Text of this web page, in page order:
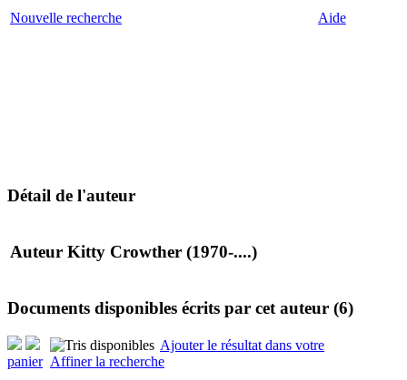
Nouvelle recherche Aide
Détail de l'auteur
Auteur Kitty Crowther (1970-....)
Documents disponibles écrits par cet auteur (6)
Ajouter le résultat dans votre
panier Affiner la recherche